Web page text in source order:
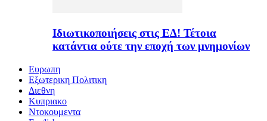
Ιδιωτικοποιήσεις στις ΕΔ! Τέτοια
κατάντια ούτε την εποχή των μνημονίων
Ευρωπη
Εξωτερικη Πολιτικη
Διεθνη
Κυπριακο
Ντοκουμεντα